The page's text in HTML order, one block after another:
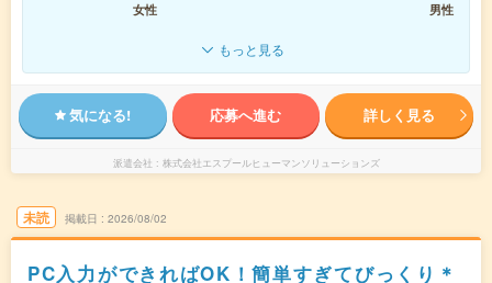
女性
男性
もっと見る
気になる! 応募へ進む 詳しく見る
派遣会社 株式会社エスプールヒューマンソリューションズ
未読 掲載日 2026/08/02
PC入力ができればOK！簡単すぎてびっくり＊